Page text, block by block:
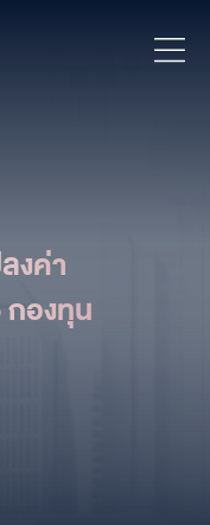
งค่า
กองทุน